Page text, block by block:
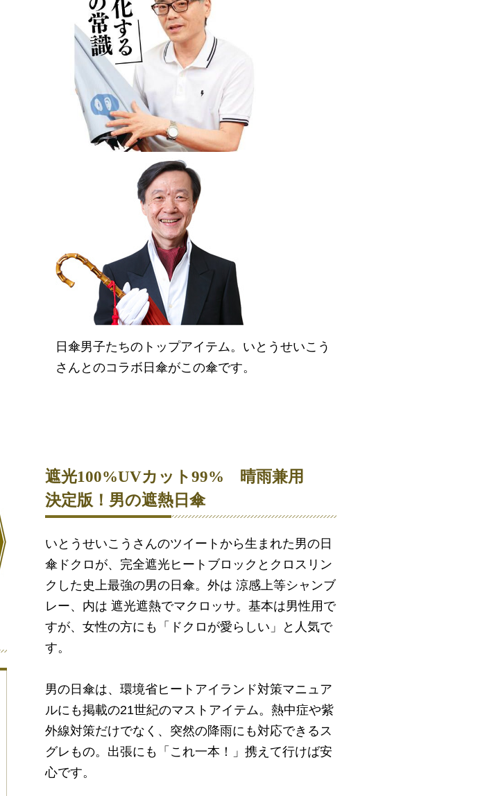
日傘男子たちのトップアイテム。いとうせいこう
さんとのコラボ日傘がこの傘です。
遮光100%UVカット99% 晴雨兼用
決定版！男の遮熱日傘
いとうせいこうさんのツイートから生まれた男の日
傘ドクロが、完全遮光ヒートブロックとクロスリン
クした史上最強の男の日傘。外は 涼感上等シャンブ
レー、内は 遮光遮熱でマクロッサ。基本は男性用で
すが、女性の方にも「ドクロが愛らしい」と人気で
す。
男の日傘は、環境省ヒートアイランド対策マニュア
ルにも掲載の21世紀のマストアイテム。熱中症や紫
外線対策だけでなく、突然の降雨にも対応できるス
グレもの。出張にも「これ一本！」携えて行けば安
心です。